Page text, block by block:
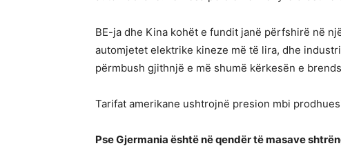
BE-ja dhe Kina kohët e fundit janë përfshirë në
automjetet elektrike kineze më të lira, dhe
përmbush gjithnjë e më shumë kërkesën e
Tarifat amerikane ushtrojnë presion mbi
Pse Gjermania është në qendër të masave